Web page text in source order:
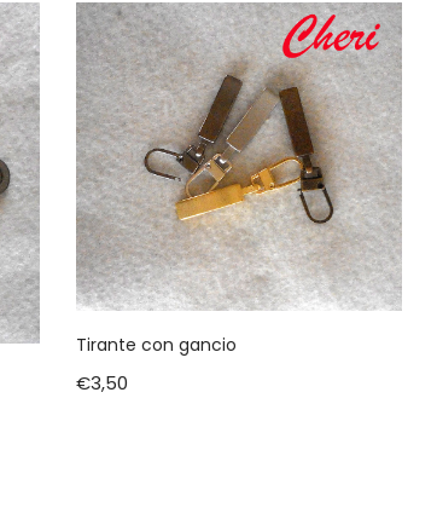
Tirante con gancio
€3,50